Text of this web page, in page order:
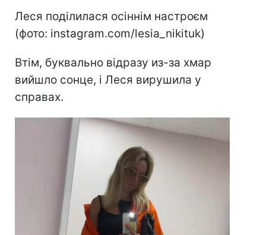
Леся поділилася осіннім настроєм
(фото: instagram.com/lesia_nikituk)
Втім, буквально відразу из-за хмар
вийшло сонце, і Леся вирушила у
справах.